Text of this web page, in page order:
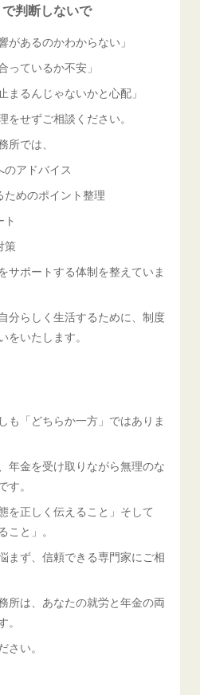
判断しないで
があるのかわからない」
っているか不安」
まるんじゃないかと心配」
せずご相談ください。
では、
のアドバイス
ためのポイント整理
ト
策
サポートする体制を整えていま
分らしく生活するために、制度
いたします。
も「どちらか一方」ではありま
年金を受け取りながら無理のな
。
を正しく伝えること」そして
こと」。
まず、信頼できる専門家にご相
所は、あなたの就労と年金の両
い。